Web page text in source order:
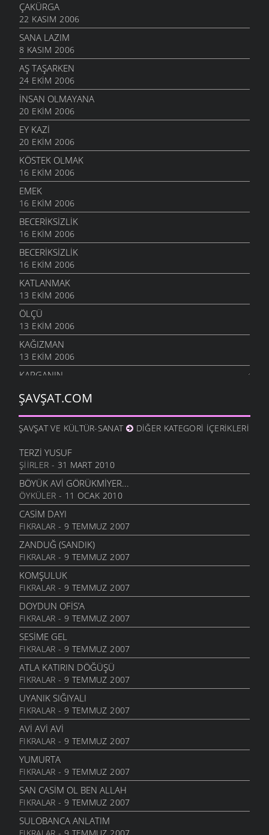
ÇAKÜRGA
22 KASIM 2006
SANA LAZIM
8 KASIM 2006
AŞ TAŞARKEN
24 EKIM 2006
İNSAN OLMAYANA
20 EKIM 2006
EY KAZI
20 EKIM 2006
KÖSTEK OLMAK
16 EKIM 2006
EMEK
16 EKIM 2006
BECERIKSIZLIK
16 EKIM 2006
BECERIKSIZLIK
16 EKIM 2006
KATLANMAK
13 EKIM 2006
ÖLÇÜ
13 EKIM 2006
KAĞIZMAN
13 EKIM 2006
KARGANIN
SIÇANDAN DOĞAN
7 EKIM 2006
URUSUN BEŞ KAPIKI
7 EKIM 2006
HARMANA GIREN
7 EKIM 2006
OTARDIĞIM DANA
7 EKIM 2006
HEM HIZAN
6 EKIM 2006
SIZDE
13 EYLÜL 2006
KIZ
12 EYLÜL 2006
KAÇKÇA
25 AĞUSTOS 2006
QAYIŞA SOR
25 AĞUSTOS 2006
BINAN XAM ZANMIŞ
25 AĞUSTOS 2006
KIMIN
25 AĞUSTOS 2006
İBDIN ETMA
25 AĞUSTOS 2006
GOTUNA BAHMIYER
25 AĞUSTOS 2006
SIYASILERE ITHAF
22 AĞUSTOS 2006
ŞAVŞAT.COM
ŞAVŞAT VE KÜLTÜR-SANAT DIĞER KATEGORI İÇERIKLERI
TERZI YUSUF
ŞIIRLER - 31 MART 2010
BÖYÜK AVI GÖRÜKMIYER...
ÖYKÜLER - 11 OCAK 2010
CASIM DAYI
FIKRALAR - 9 TEMMUZ 2007
ZANDUĞ (SANDIK)
FIKRALAR - 9 TEMMUZ 2007
KOMŞULUK
FIKRALAR - 9 TEMMUZ 2007
DOYDUN OFIS’A
FIKRALAR - 9 TEMMUZ 2007
SESIME GEL
FIKRALAR - 9 TEMMUZ 2007
ATLA KATIRIN DÖĞÜŞÜ
FIKRALAR - 9 TEMMUZ 2007
UYANIK SIĞIYALI
FIKRALAR - 9 TEMMUZ 2007
AVI AVI AVI
FIKRALAR - 9 TEMMUZ 2007
YUMURTA
FIKRALAR - 9 TEMMUZ 2007
SAN CASIM OL BEN ALLAH
FIKRALAR - 9 TEMMUZ 2007
SULOBANCA ANLATIM